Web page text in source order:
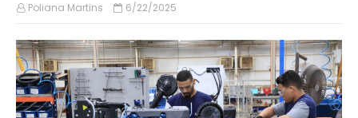
Poliana Martins 6/22/2025